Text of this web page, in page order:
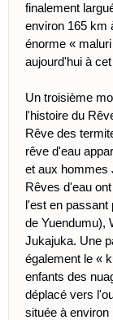
finalement
environ 165 km
énorme «
aujourd'hui à
Un troisième
l'histoire du
Rêve des
rêve d'eau
et aux hommes
Rêves d'eau
l'est en passant
de Yuendumu),
Jukajuka. Une
également le «
enfants des
déplacé vers
située à environ